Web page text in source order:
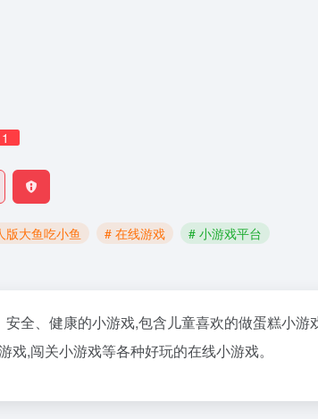
1
版大鱼吃小鱼 # 在线游戏 # 小游戏平台
安全、健康的小游戏,包含儿童喜欢的做蛋糕小
,闯关小游戏等各种好玩的在线小游戏。